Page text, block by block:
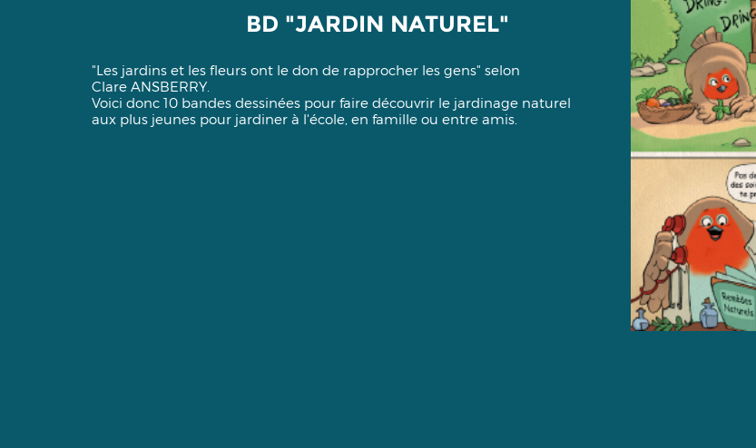
BD "JARDIN NATUREL"
"Les jardins et les fleurs ont le don de rapprocher les gens" selon
Clare ANSBERRY.
Voici donc 10 bandes dessinées pour faire découvrir le jardinage naturel
aux plus jeunes pour jardiner à l'école, en famille ou entre amis.